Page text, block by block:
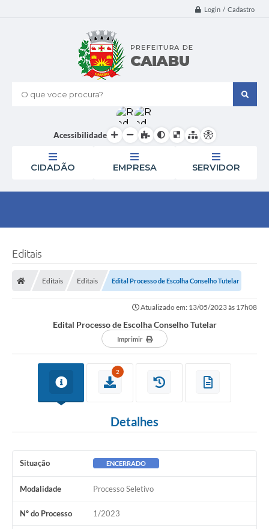
Login / Cadastro
O que voce procura?
Acessibilidade
CIDADÃO EMPRESA SERVIDOR
Editais
Editais Editais Edital Processo de Escolha Conselho Tutelar
Atualizado em: 13/05/2023 às 17h08
Edital Processo de Escolha Conselho Tutelar
Imprimir
2
Detalhes
Situação ENCERRADO
Modalidade Processo Seletivo
Nº do Processo 1/2023